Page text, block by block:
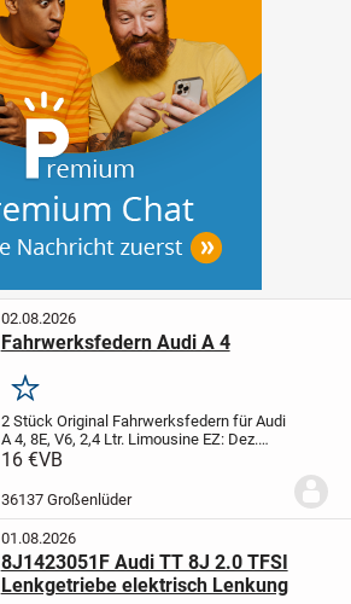
02.08.2026
Fahrwerksfedern Audi A 4
Merken
2 Stück Original Fahrwerksfedern für Audi
A 4, 8E, V6, 2,4 Ltr. LimousineEZ: Dez.
2002, Vorderachse
16 €VB
36137 Großenlüder
01.08.2026
8J1423051F Audi TT 8J 2.0 TFSI
Lenkgetriebe elektrisch Lenkung